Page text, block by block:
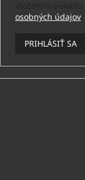
osobných údajov
PRIHLÁSIŤ SA
Z